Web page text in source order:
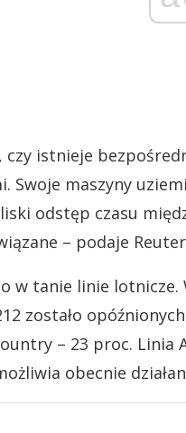
czy istnieje
Swoje maszyny
odstęp czasu
– podaje
w tanie linie
zostało
– 23 proc.
obecnie